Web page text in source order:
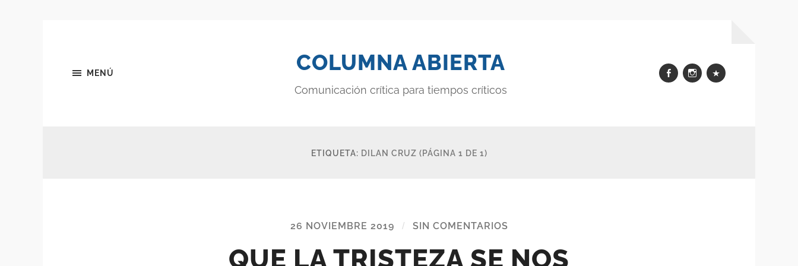
MENÚ COLUMNA ABIERTA
Comunicación crítica para tiempos críticos
Facebook
InstagramWhatsApp
ETIQUETA: DILAN CRUZ (PÁGINA 1 DE 1)
26 NOVIEMBRE 2019 / SIN COMENTARIOS
QUE LA TRISTEZA SE NOS